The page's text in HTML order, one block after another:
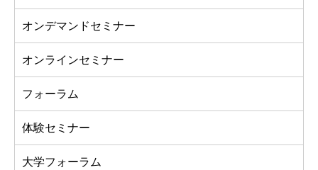
オンデマンドセミナー
オンラインセミナー
フォーラム
体験セミナー
大学フォーラム